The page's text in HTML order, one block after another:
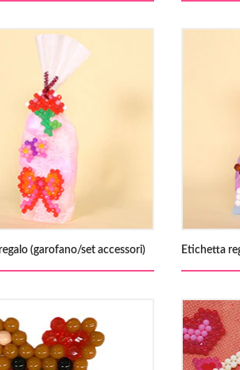
(garofano/set accessori) Etichetta